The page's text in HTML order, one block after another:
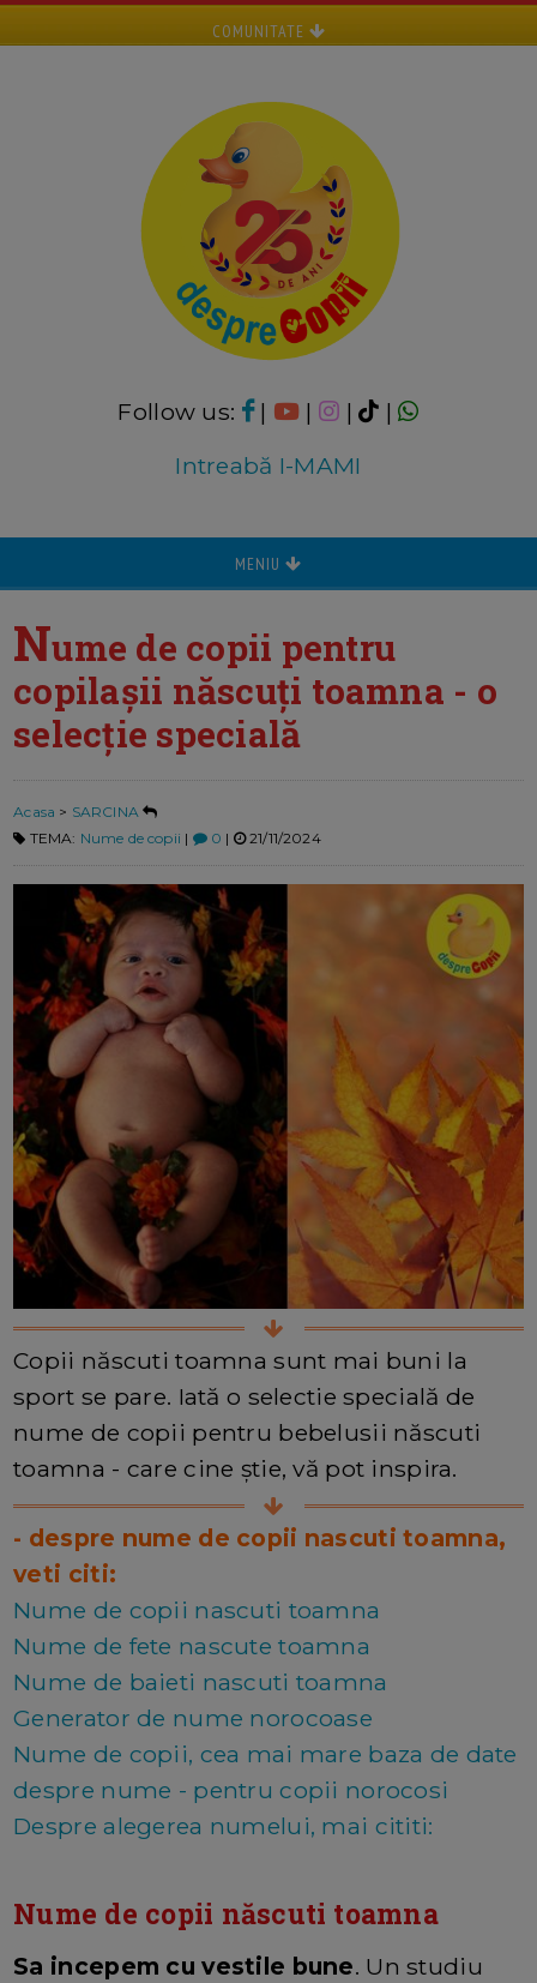
COMUNITATE
Follow us: | | |
|
Intreabă I-MAMI
MENIU
Nume de copii pentru
copilașii născuți toamna - o
selecție specială
Acasa > SARCINA
TEMA: Nume de copii | 0 | 21/11/2024
Copii născuti toamna sunt mai buni la
sport se pare. Iată o selectie specială de
nume de copii pentru bebelusii născuti
toamna - care cine știe, vă pot inspira.
- despre nume de copii nascuti toamna,
veti citi:
Nume de copii nascuti toamna
Nume de fete nascute toamna
Nume de baieti nascuti toamna
Generator de nume norocoase
Nume de copii, cea mai mare baza de date
despre nume - pentru copii norocosi
Despre alegerea numelui, mai cititi:
Nume de copii născuti toamna
Sa incepem cu vestile bune. Un studiu